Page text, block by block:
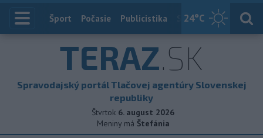
24°C
Index
Šport Počasie Publicistika Slovensko
TERAZ.SK
Spravodajský portál Tlačovej agentúry Slovenskej
republiky
Štvrtok 6. august 2026
Meniny má Štefánia